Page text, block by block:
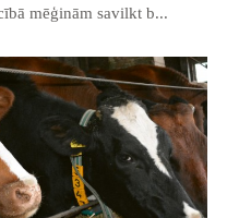
mēģinām savilkt b...